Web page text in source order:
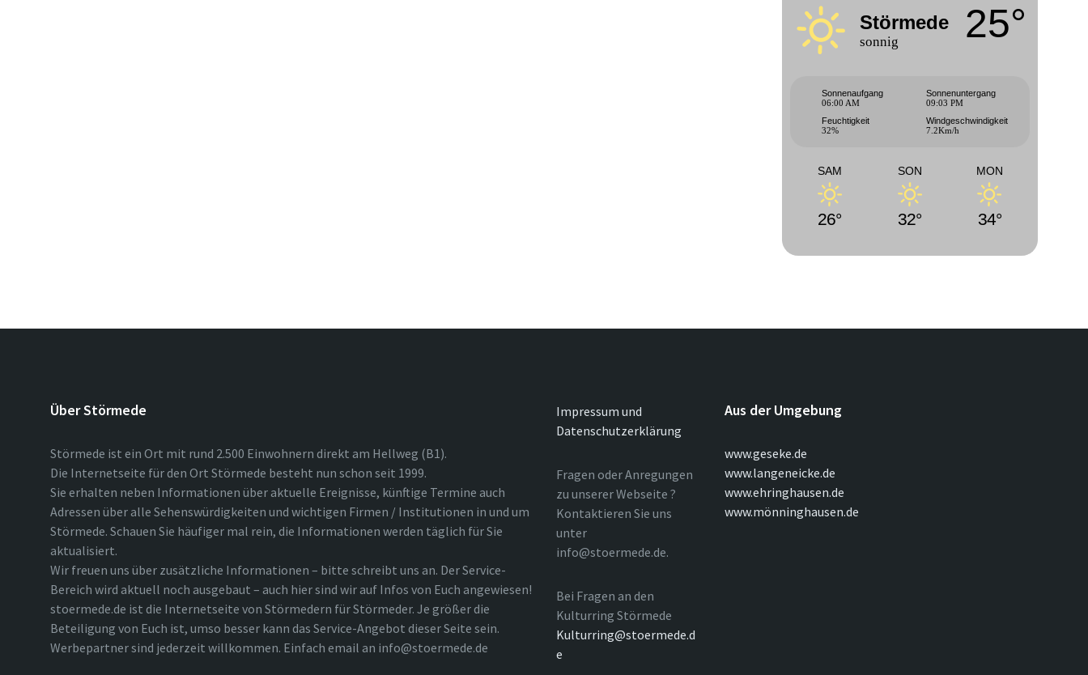
Störmede
sonnig 25°
Sonnenaufgang
06:00 AM
Sonnenuntergang
09:03 PM
Feuchtigkeit
32%
Windgeschwindigkeit
7.2Km/h
SAM
26°
SON
32°
MON
34°
Über Störmede
Störmede ist ein Ort mit rund 2.500 Einwohnern direkt am Hellweg (B1).
Die Internetseite für den Ort Störmede besteht nun schon seit 1999.
Sie erhalten neben Informationen über aktuelle Ereignisse, künftige Termine auch
Adressen über alle Sehenswürdigkeiten und wichtigen Firmen / Institutionen in und um
Störmede. Schauen Sie häufiger mal rein, die Informationen werden täglich für Sie
aktualisiert.
Wir freuen uns über zusätzliche Informationen – bitte schreibt uns an. Der Service-
Bereich wird aktuell noch ausgebaut – auch hier sind wir auf Infos von Euch angewiesen!
stoermede.de ist die Internetseite von Störmedern für Störmeder. Je größer die
Beteiligung von Euch ist, umso besser kann das Service-Angebot dieser Seite sein.
Werbepartner sind jederzeit willkommen. Einfach email an info@stoermede.de
Impressum und
Datenschutzerklärung
Fragen oder Anregungen
zu unserer Webseite ?
Kontaktieren Sie uns
unter
info@stoermede.de.
Bei Fragen an den
Kulturring Störmede
Kulturring@stoermede.d
e
Aus der Umgebung
www.geseke.de
www.langeneicke.de
www.ehringhausen.de
www.mönninghausen.de